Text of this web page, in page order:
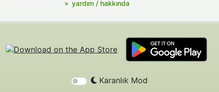
yardım / hakkında
Karanlık Mod